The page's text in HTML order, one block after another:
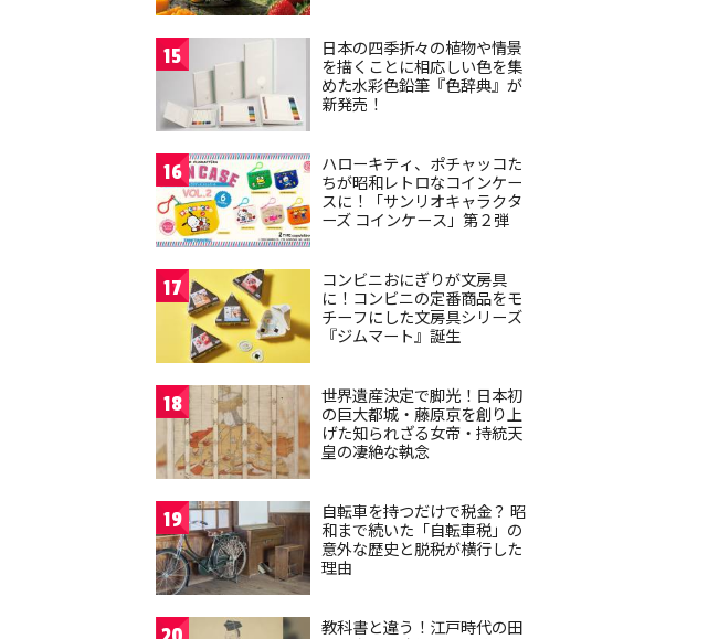
15
日本の四季折々の植物や情景
を描くことに相応しい色を集
めた水彩色鉛筆『色辞典』が
新発売！
16
ハローキティ、ポチャッコた
ちが昭和レトロなコインケー
スに！「サンリオキャラクタ
ーズ コインケース」第２弾
17
コンビニおにぎりが文房具
に！コンビニの定番商品をモ
チーフにした文房具シリーズ
『ジムマート』誕生
18
世界遺産決定で脚光！日本初
の巨大都城・藤原京を創り上
げた知られざる女帝・持統天
皇の凄絶な執念
19
自転車を持つだけで税金？ 昭
和まで続いた「自転車税」の
意外な歴史と脱税が横行した
理由
教科書と違う！江戸時代の田